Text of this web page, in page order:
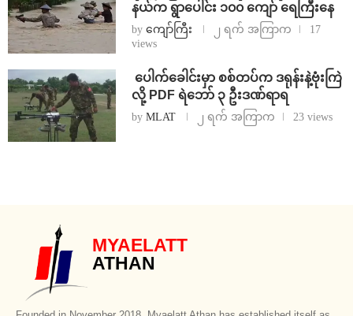
နယ်က ရွာပေါင်း ၁၀၀ ကျော် ရေကြီးနေ
by ကျော်ကြီး ၂ ရက် အကြာက
17
views
⁩ ⁨ပေါက်ခေါင်းမှာ စစ်တပ်က ဒရုန်းနဲ့ဗုံးကြဲ
လို့ PDF ရဲဘော် ၃ ဦးဒဏ်ရာရ
by MLAT ၂ ရက် အကြာက 23 views
MYAELATT
ATHAN